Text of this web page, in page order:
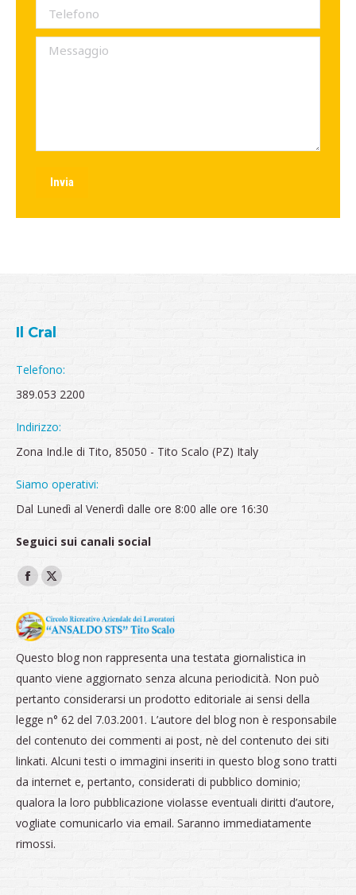
Telefono
Messaggio
Invia
Il Cral
Telefono:
389.053 2200
Indirizzo:
Zona Ind.le di Tito, 85050 - Tito Scalo (PZ) Italy
Siamo operativi:
Dal Lunedì al Venerdì dalle ore 8:00 alle ore 16:30
Seguici sui canali social
Ci puoi trovare su:
Facebook
opens
X
opens
Questo blog non rappresenta una testata giornalistica in
quanto viene aggiornato senza alcuna periodicità. Non può
pertanto considerarsi un prodotto editoriale ai sensi della
legge n° 62 del 7.03.2001. L’autore del blog non è responsabile
del contenuto dei commenti ai post, nè del contenuto dei siti
linkati. Alcuni testi o immagini inseriti in questo blog sono tratti
da internet e, pertanto, considerati di pubblico dominio;
qualora la loro pubblicazione violasse eventuali diritti d’autore,
vogliate comunicarlo via email. Saranno immediatamente
rimossi.